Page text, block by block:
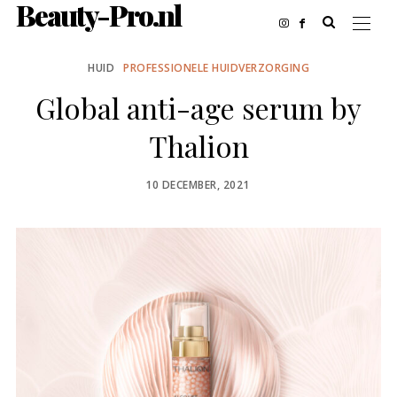
Beauty-Pro.nl
HUID PROFESSIONELE HUIDVERZORGING
Global anti-age serum by
Thalion
POSTED
10 DECEMBER, 2021